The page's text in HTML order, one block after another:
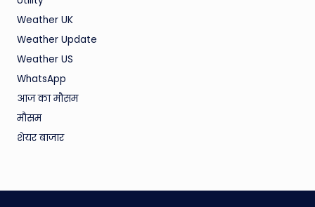
Weather UK
Weather Update
Weather US
WhatsApp
आज का मौसम
मौसम
शेयर बाजार